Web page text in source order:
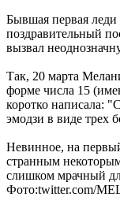
Бывшая первая
поздравительный
вызвал
Так, 20 марта
форме числа 15
коротко написала:
эмодзи в виде трех
Невинное, на
странным
слишком мрачный
Фото:twitter.com/